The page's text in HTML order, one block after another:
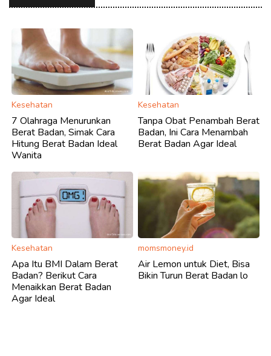
Kesehatan
7 Olahraga Menurunkan
Berat Badan, Simak Cara
Hitung Berat Badan Ideal
Wanita
Kesehatan
Tanpa Obat Penambah Berat
Badan, Ini Cara Menambah
Berat Badan Agar Ideal
Kesehatan
Apa Itu BMI Dalam Berat
Badan? Berikut Cara
Menaikkan Berat Badan
Agar Ideal
momsmoney.id
Air Lemon untuk Diet, Bisa
Bikin Turun Berat Badan lo